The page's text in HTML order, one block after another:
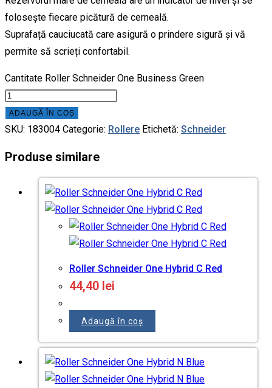
folosește fiecare picătură de cerneală.
Suprafață cauciucată care asigură o prindere sigură și vă
permite să scrieți confortabil.
Cantitate Roller Schneider One Business Green
ADAUGĂ ÎN COȘ
SKU: 183004 Categorie: Rollere Etichetă: Schneider
Produse similare
Roller Schneider One Hybrid C Red
44,40 lei
Adaugă în coș